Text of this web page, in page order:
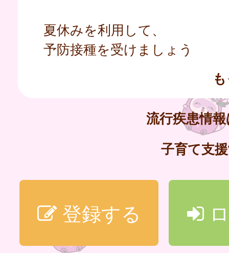
夏休みを利用して、
予防接種を受けましょう
流行疾患情
子育て支
登録する